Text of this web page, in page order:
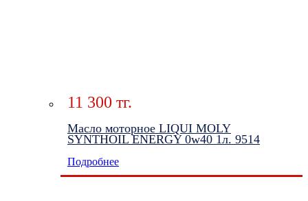
11 300 тг.
Масло моторное LIQUI MOLY
SYNTHOIL ENERGY 0w40 1л. 9514
Подробнее